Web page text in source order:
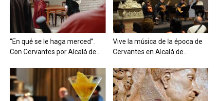
“En qué se le haga merced”.
Con Cervantes por Alcalá de...
Vive la música de la época de
Cervantes en Alcalá de...